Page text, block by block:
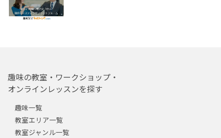
趣味の教室・ワークショップ・
オンラインレッスンを探す
趣味一覧
教室エリア一覧
教室ジャンル一覧